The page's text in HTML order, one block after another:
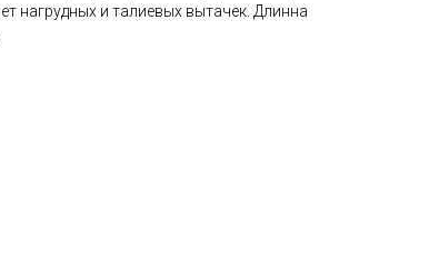
нагрудных и талиевых вытачек. Длинна